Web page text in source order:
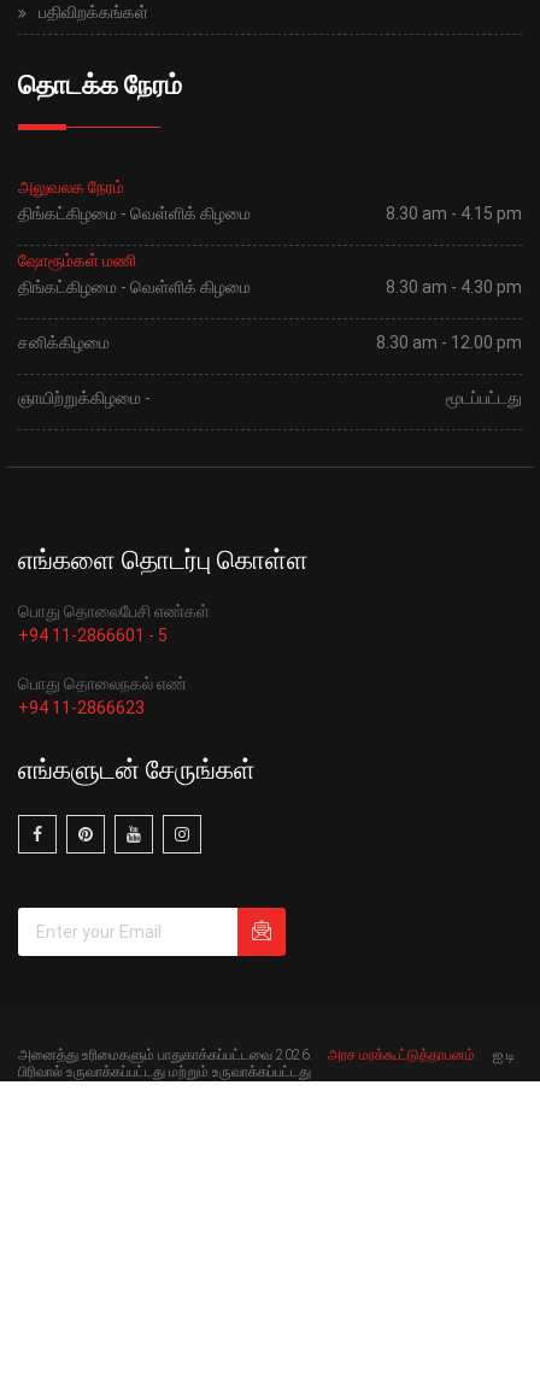
பதிவிறக்கங்கள்
தொடக்க நேரம்
அலுவலக நேரம்
திங்கட்கிழமை - வெள்ளிக் கிழமை
8.30 am - 4.15 pm
ஷோரூம்கள் மணி
திங்கட்கிழமை - வெள்ளிக் கிழமை
8.30 am - 4.30 pm
சனிக்கிழமை 8.30 am - 12.00 pm
ஞாயிற்றுக்கிழமை - மூடப்பட்டது
எங்களை தொடர்பு கொள்ள
பொது தொலைபேசி எண்கள்
+94 11-2866601 - 5
பொது தொலைநகல் எண்
+94 11-2866623
எங்களுடன் சேருங்கள்
அனைத்து உரிமைகளும் பாதுகாக்கப்பட்டவை 2026. அரச மரக்கூட்டுத்தாபனம். ஐ.டி
பிரிவால் உருவாக்கப்பட்டது மற்றும் உருவாக்கப்பட்டது